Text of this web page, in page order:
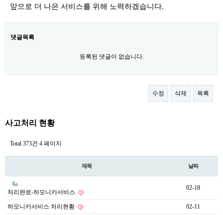
앞으로 더 나은 서비스를 위해 노력하겠습니다.
댓글목록
등록된 댓글이 없습니다.
수정 삭제 목록
사고처리 현황
Total 373건 4 페이지
제목 날짜
처리완료-하모니카서비스
02-18
하모니카서비스 처리현황 02-11